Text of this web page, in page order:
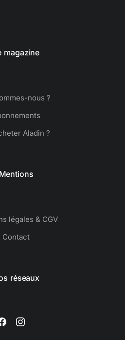
magazine
nous ?
Aladin ?
Mentions
légales & CGV
Contact
réseaux